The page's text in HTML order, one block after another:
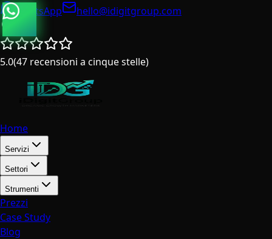
WhatsApp
hello@idigitgroup.com
5.0(47 recensioni a cinque stelle)
Home
Servizi
Settori
Strumenti
Prezzi
Case Study
Blog